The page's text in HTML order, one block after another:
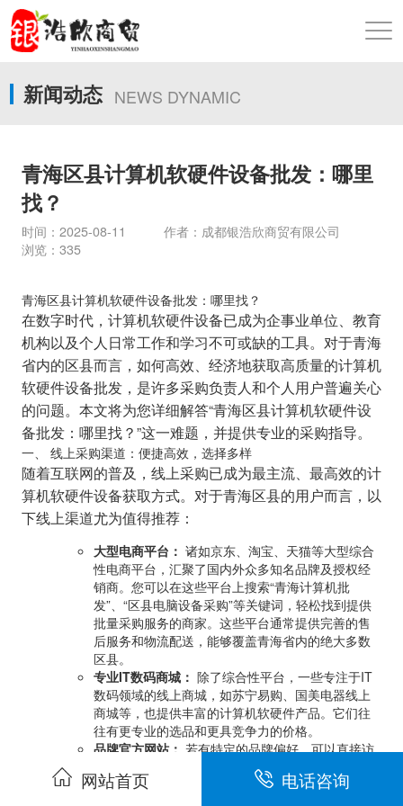
新闻动态 NEWS DYNAMIC
青海区县计算机软硬件设备批发：哪里
找？
时间：2025-08-11 作者：成都银浩欣商贸有限公司
浏览：335
青海区县计算机软硬件设备批发：哪里找？
在数字时代，计算机软硬件设备已成为企事业单位、教育
机构以及个人日常工作和学习不可或缺的工具。对于青海
省内的区县而言，如何高效、经济地获取高质量的计算机
软硬件设备批发，是许多采购负责人和个人用户普遍关心
的问题。本文将为您详细解答“青海区县计算机软硬件设
备批发：哪里找？”这一难题，并提供专业的采购指导。
一、 线上采购渠道：便捷高效，选择多样
随着互联网的普及，线上采购已成为最主流、最高效的计
算机软硬件设备获取方式。对于青海区县的用户而言，以
下线上渠道尤为值得推荐：
大型电商平台： 诸如京东、淘宝、天猫等大型综合
性电商平台，汇聚了国内外众多知名品牌及授权经
销商。您可以在这些平台上搜索“青海计算机批
发”、“区县电脑设备采购”等关键词，轻松找到提供
批量采购服务的商家。这些平台通常提供完善的售
后服务和物流配送，能够覆盖青海省内的绝大多数
区县。
专业IT数码商城： 除了综合性平台，一些专注于IT
数码领域的线上商城，如苏宁易购、国美电器线上
商城等，也提供丰富的计算机软硬件产品。它们往
往有更专业的选品和更具竞争力的价格。
品牌官方网站： 若有特定的品牌偏好，可以直接访
问其官方网站。许多品牌都设有线上旗舰店或企业
购平台，直接从源头采购，价格透明，质量有保
网站首页 电话咨询